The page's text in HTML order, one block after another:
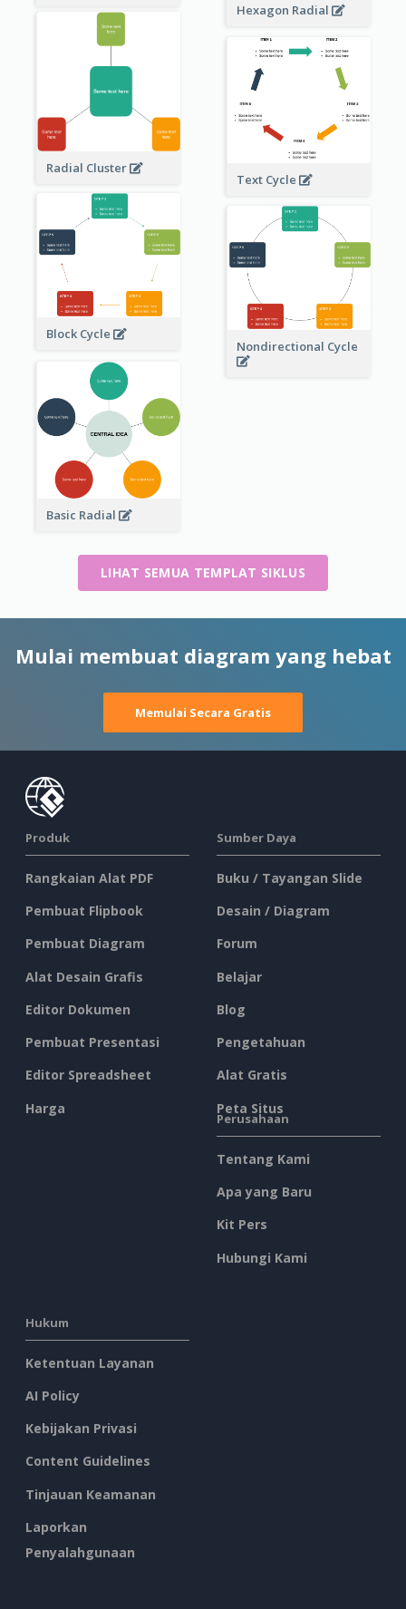
Hexagon Radial
Radial Cluster
Text Cycle
Block Cycle
Nondirectional Cycle
Basic Radial
LIHAT SEMUA TEMPLAT SIKLUS
Mulai membuat diagram yang hebat
Memulai Secara Gratis
Produk
Rangkaian Alat PDF
Pembuat Flipbook
Pembuat Diagram
Alat Desain Grafis
Editor Dokumen
Pembuat Presentasi
Editor Spreadsheet
Harga
Sumber Daya
Buku / Tayangan Slide
Desain / Diagram
Forum
Belajar
Blog
Pengetahuan
Alat Gratis
Peta Situs
Perusahaan
Tentang Kami
Apa yang Baru
Kit Pers
Hubungi Kami
Hukum
Ketentuan Layanan
AI Policy
Kebijakan Privasi
Content Guidelines
Tinjauan Keamanan
Laporkan
Penyalahgunaan